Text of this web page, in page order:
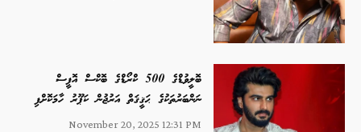
ބޮލީވުޑްގެ 500 ކްރޯޑްގެ ބޮކްސް އޮފީސް
ނަންބަރުތަކުގެ ޙަޤީޤަތް އަރުޖުން ކަޕޫރު ހާމަކޮށްފި
November 20, 2025 12:31 PM